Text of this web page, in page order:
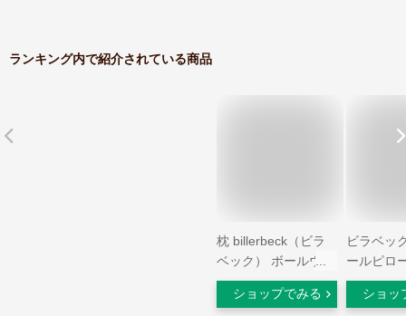
ランキング内で紹介されている商品
枕 billerbeck（ビラ
ベック） ボールウー
ルピロー（50×70セ
ンチ） ウール（羊
ショップでみる
ビラベッ
ールピロ
製 枕
ショッ